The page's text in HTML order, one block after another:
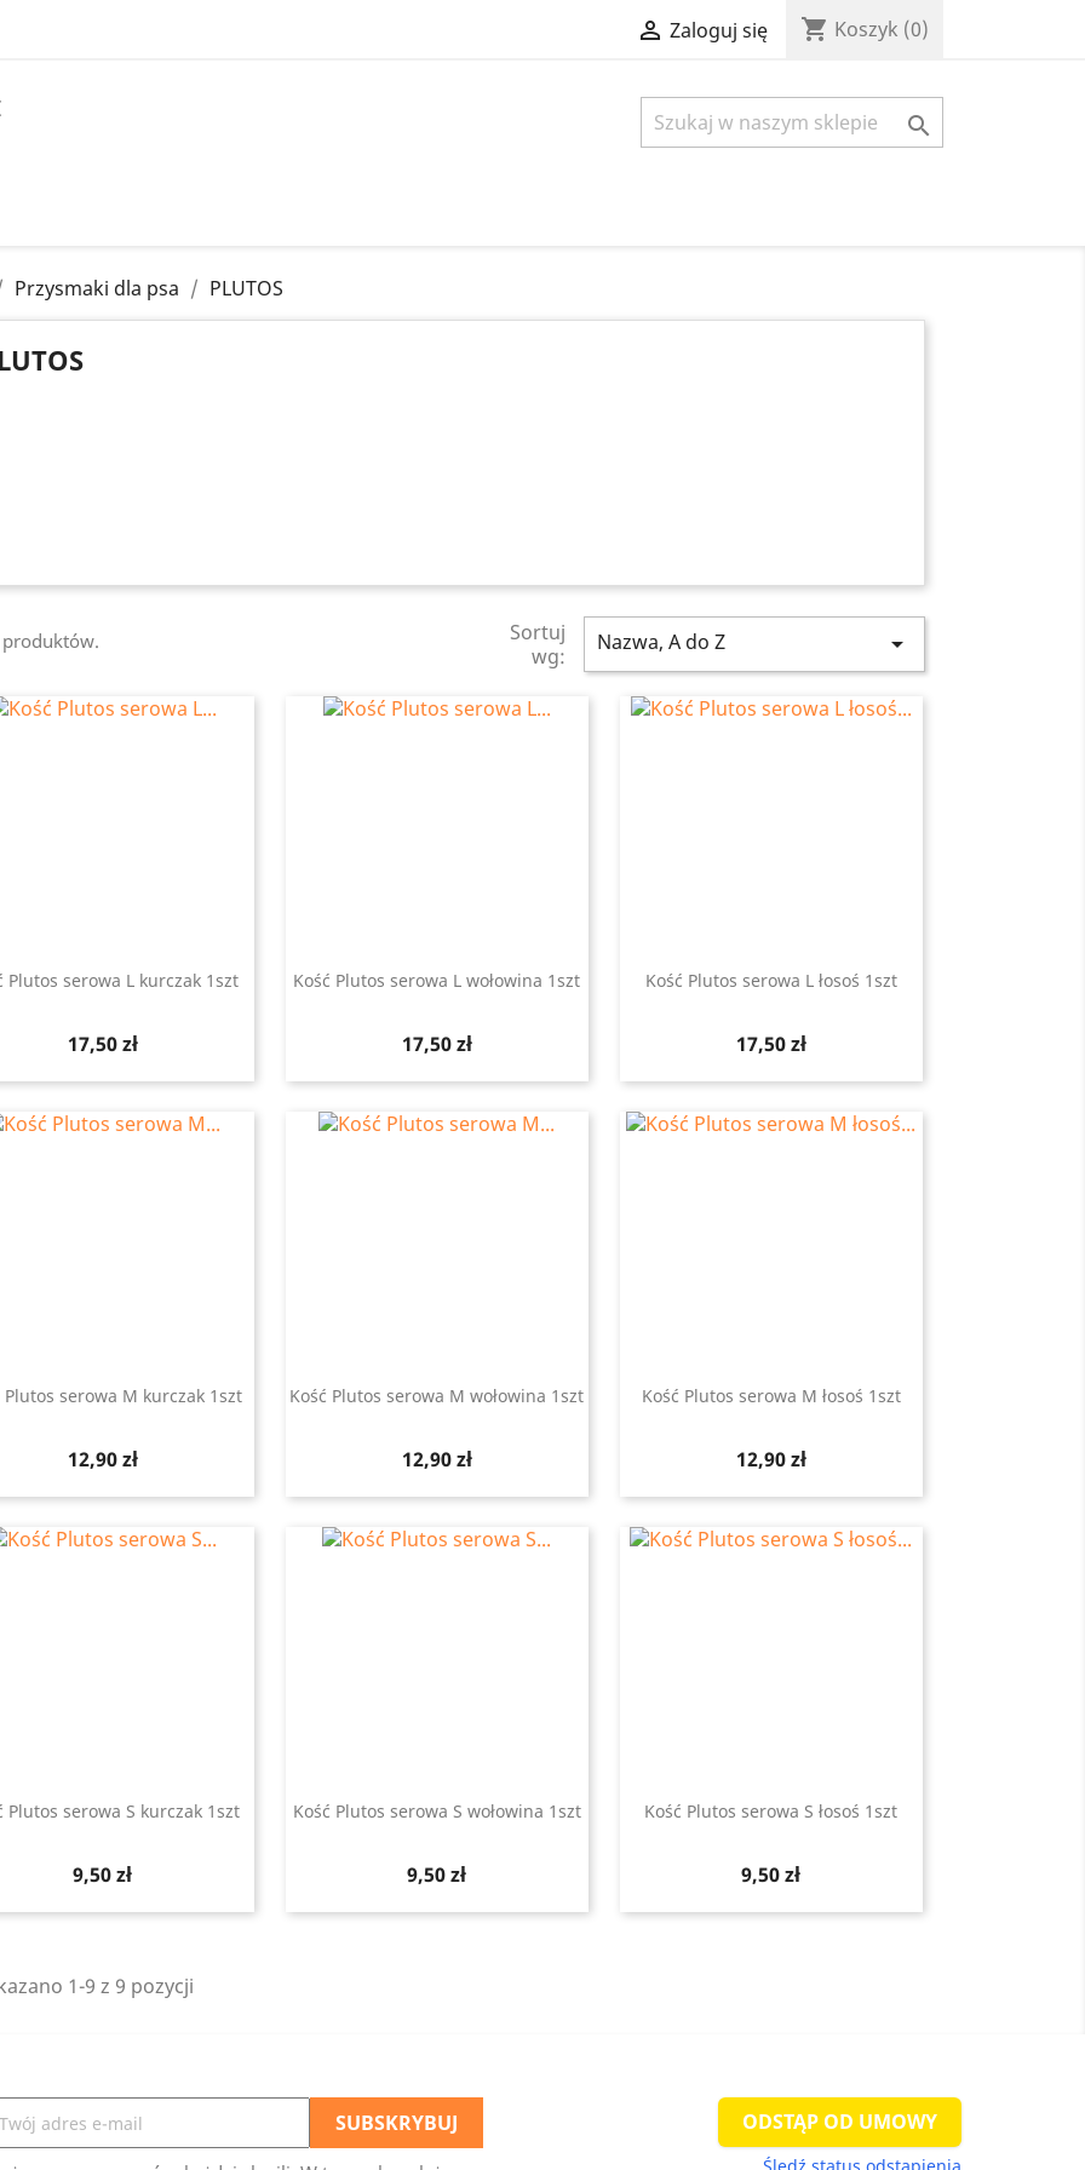
 Zaloguj się shopping_cart Koszyk (0)

Przysmaki dla psa PLUTOS
produktów.
Sortuj
wg:
Nazwa, A do Z 
Plutos serowa L kurczak 1szt
Cena
17,50 zł
Kość Plutos serowa L wołowina 1szt
Cena
17,50 zł
Kość Plutos serowa L łosoś 1szt
Cena
17,50 zł
Plutos serowa M kurczak 1szt
Cena
12,90 zł
Kość Plutos serowa M wołowina 1szt
Cena
12,90 zł
Kość Plutos serowa M łosoś 1szt
Cena
12,90 zł
Plutos serowa S kurczak 1szt
Cena
9,50 zł
Kość Plutos serowa S wołowina 1szt
Cena
9,50 zł
Kość Plutos serowa S łosoś 1szt
Cena
9,50 zł
1-9 z 9 pozycji
ODSTĄP OD UMOWY